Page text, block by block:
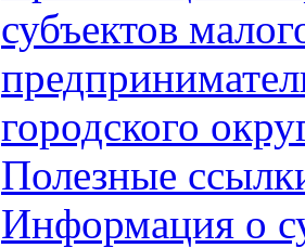
субъектов
городского
Полезные
Информация о